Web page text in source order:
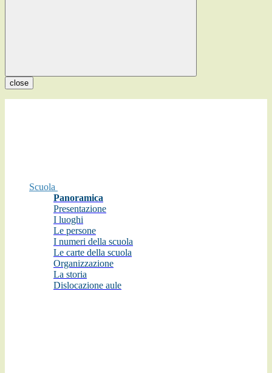
close
Scuola
Panoramica
Presentazione
I luoghi
Le persone
I numeri della scuola
Le carte della scuola
Organizzazione
La storia
Dislocazione aule